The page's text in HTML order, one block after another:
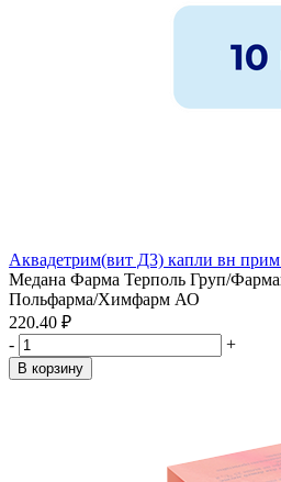
Аквадетрим(вит Д3) капли вн
Медана Фарма Терполь Груп/
Польфарма/Химфарм АО
220.40 ₽
-
+
В корзину